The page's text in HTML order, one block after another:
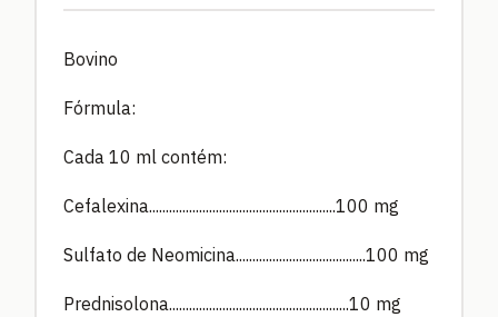
Bovino
Fórmula:
Cada 10 ml contém:
Cefalexina........................................................100 mg
Sulfato de Neomicina.......................................100 mg
Prednisolona......................................................10 mg